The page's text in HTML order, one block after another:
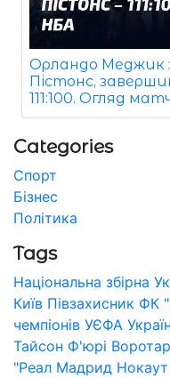
Орландо Меджик
Пістонс,
111:100. Огляд
Categories
Спорт
Бізнес
Політика
Tags
Національна збірна
Київ Півзахисник ФК
чемпіонів УЄФА
Тайсон Ф'юрі
"Реал Мадрид Нокаут